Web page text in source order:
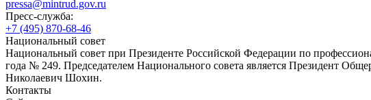
pressa@mintrud.gov.ru
Пресс-служба:
+7 (495) 870-68-46
Национальный совет
Национальный совет при Президенте Российской Федерации по
года № 249. Председателем Национального совета является Президент
Николаевич Шохин.
Контакты